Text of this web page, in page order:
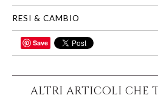
RESI & CAMBIO
CONDIVIDI
Save
ALTRI ARTICOLI CHE